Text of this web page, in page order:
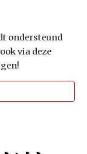
ondersteund
via deze